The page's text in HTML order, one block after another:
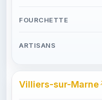
Villiers-sur-Marne